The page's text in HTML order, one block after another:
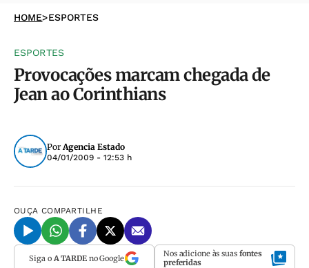
HOME>ESPORTES
ESPORTES
Provocações marcam chegada de
Jean ao Corinthians
PorAgencia Estado
04/01/2009 - 12:53 h
OUÇA COMPARTILHE
Siga o A TARDEno Google Nos adicione às suas fontes
preferidas